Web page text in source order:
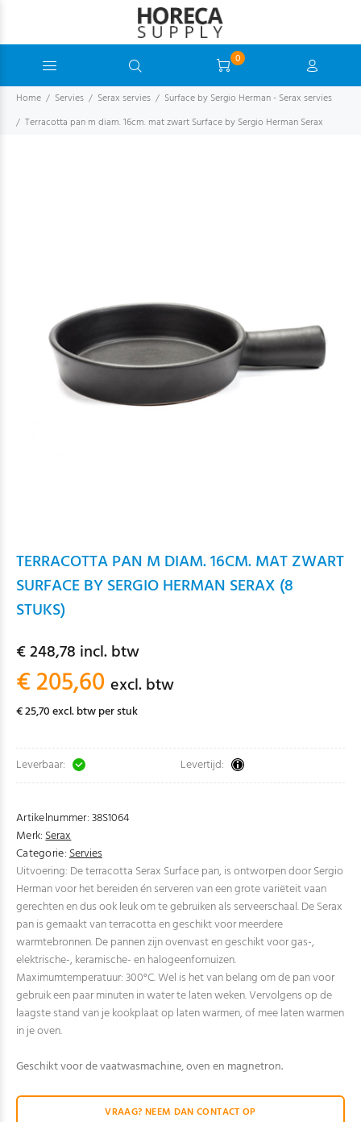
0
Home Servies Serax servies
Surface by Sergio Herman - Serax servies
Terracotta pan m diam. 16cm. mat zwart Surface by Sergio Herman Serax
TERRACOTTA PAN M DIAM. 16CM. MAT ZWART
SURFACE BY SERGIO HERMAN SERAX (8
STUKS)
€ 248,78 incl. btw
€ 205,60 excl. btw
€ 25,70 excl. btw per stuk
Leverbaar: Levertijd:
Artikelnummer:38S1064
Merk:Serax
Categorie:Servies
Uitvoering: De terracotta Serax Surface pan, is ontworpen door Sergio
Herman voor het bereiden én serveren van een grote variëteit vaan
gerechten en dus ook leuk om te gebruiken als serveerschaal. De Serax
pan is gemaakt van terracotta en geschikt voor meerdere
warmtebronnen. De pannen zijn ovenvast en geschikt voor gas-,
elektrische-, keramische- en halogeenfornuizen.
Maximumtemperatuur: 300°C. Wel is het van belang om de pan voor
gebruik een paar minuten in water te laten weken. Vervolgens op de
laagste stand van je kookplaat op laten warmen, of mee laten warmen
in je oven.
Geschikt voor de vaatwasmachine, oven en magnetron.
VRAAG? NEEM DAN CONTACT OP